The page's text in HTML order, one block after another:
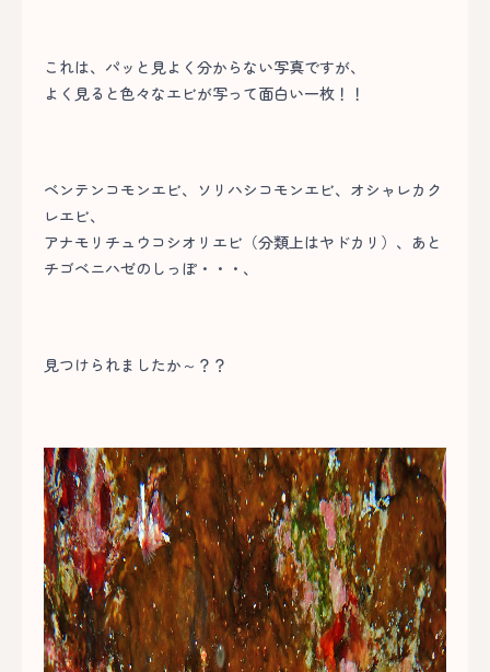
これは、パッと見よく分からない写真ですが、
よく見ると色々なエビが写って面白い一枚！！
ベンテンコモンエビ、ソリハシコモンエビ、オシャレカク
レエビ、
アナモリチュウコシオリエビ（分類上はヤドカリ）、あと
チゴベニハゼのしっぽ・・・、
見つけられましたか～？？